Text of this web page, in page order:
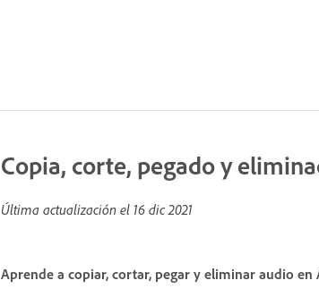
Copia, corte, pegado y
Última actualización el 16 dic 2021
Aprende a copiar, cortar, pegar y eliminar audio